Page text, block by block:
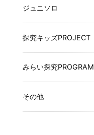
ジュニソロ
探究キッズPROJECT
みらい探究PROGRAM
その他